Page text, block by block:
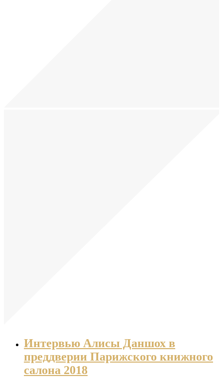
Интервью Алисы Даншох в
преддверии Парижского книжного
салона 2018